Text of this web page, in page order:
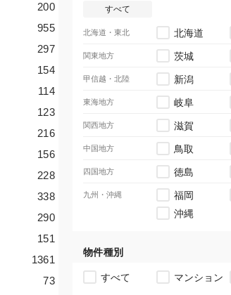
すべて
北海道・東北 北海道
関東地方 茨城
甲信越・北陸 新潟
東海地方 岐阜
関西地方 滋賀
中国地方 鳥取
四国地方 徳島
九州・沖縄 福岡
沖縄
物件種別
すべて マンション
200
955
297
154
114
123
216
156
228
338
290
151
1361
73